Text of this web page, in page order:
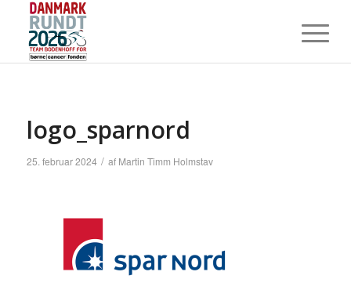
logo_sparnord
25. februar 2024 / af Martin Timm Holmstav